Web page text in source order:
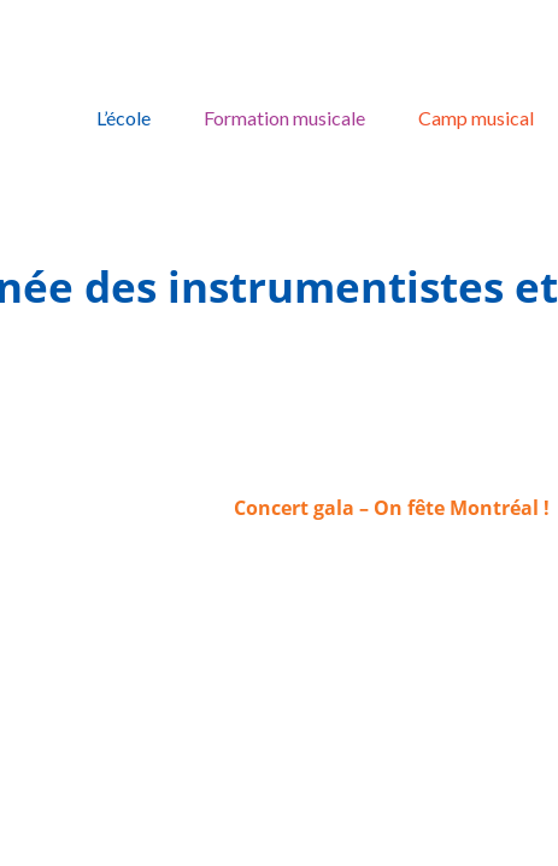
content
L’école Formation musicale Camp musical
des instrumentistes et
Concert gala – On fête Montréal !